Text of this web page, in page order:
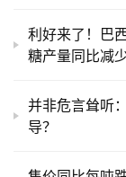
利好来了！巴
糖产量同比减
并非危言耸听
导？